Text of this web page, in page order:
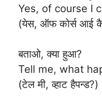
Yes, of course I
(येस, ऑफ कोर्स आई
बताओ, क्या हुआ?
Tell me, what
(टेल मी, व्हाट हैपन्ड?)